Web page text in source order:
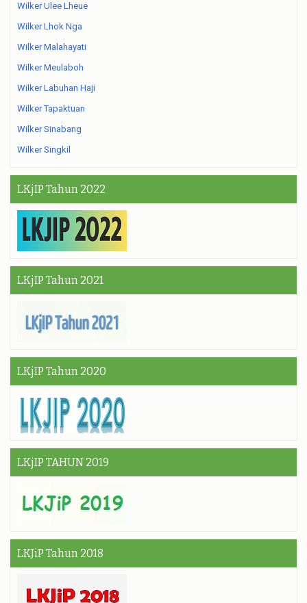
Wilker Ulee Lheue
Wilker Lhok Nga
Wilker Malahayati
Wilker Meulaboh
Wilker Labuhan Haji
Wilker Tapaktuan
Wilker Sinabang
Wilker Singkil
LKjIP Tahun 2022
LKjIP Tahun 2021
LKjIP Tahun 2020
LKjIP TAHUN 2019
LKJiP Tahun 2018